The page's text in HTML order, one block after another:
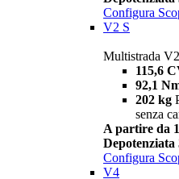
Configura
V2 S
Multistrada
115,6
92,1
202 kg
senza
A partire da
Depotenziata
Configura
V4